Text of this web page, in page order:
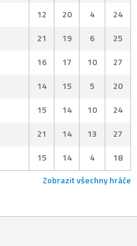
12 20 4
24
21 19 6
25
16 17 10
27
14 15 5
20
15 14 10
24
21 14 13
27
15 14 4
18
Zobrazit všechny hráče